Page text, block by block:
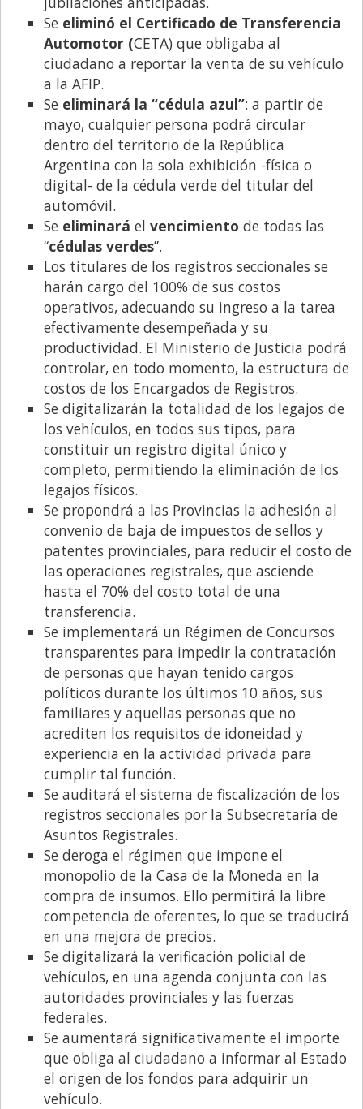
Responsabilidad Social
Salidas
Santa Fe
Show Business
Sociedad
Tecnología
Tendencias
Viajes
Se eliminó el Certificado de Transferencia
Automotor (CETA) que obligaba al
ciudadano a reportar la venta de su vehículo
a la AFIP.
Se eliminará la “cédula azul”: a partir de
mayo, cualquier persona podrá circular
dentro del territorio de la República
Argentina con la sola exhibición -física o
digital- de la cédula verde del titular del
automóvil.
Se eliminaráelvencimientode todas las
“cédulas verdes”.
Los titulares de los registros seccionales se
harán cargo del 100% de sus costos
operativos, adecuando su ingreso a la tarea
efectivamente desempeñada y su
productividad. El Ministerio de Justicia podrá
controlar, en todo momento, la estructura de
costos de los Encargados de Registros.
Se digitalizarán la totalidad de los legajos de
los vehículos, en todos sus tipos, para
constituir un registro digital único y
completo, permitiendo la eliminación de los
legajos físicos.
Se propondrá a las Provincias la adhesión al
convenio de baja de impuestos de sellos y
patentes provinciales, para reducir el costo de
las operaciones registrales, que asciende
hasta el 70% del costo total de una
transferencia.
Se implementará un Régimen de Concursos
transparentes para impedir la contratación
de personas que hayan tenido cargos
políticos durante los últimos 10 años, sus
familiares y aquellas personas que no
acrediten los requisitos de idoneidad y
experiencia en la actividad privada para
cumplir tal función.
Se auditará el sistema de fiscalización de los
registros seccionales por la Subsecretaría de
Asuntos Registrales.
Se deroga el régimen que impone el
monopolio de la Casa de la Moneda en la
compra de insumos. Ello permitirá la libre
competencia de oferentes, lo que se traducirá
en una mejora de precios.
Se digitalizará la verificación policial de
vehículos, en una agenda conjunta con las
autoridades provinciales y las fuerzas
federales.
Se aumentará significativamente el importe
que obliga al ciudadano a informar al Estado
el origen de los fondos para adquirir un
vehículo.